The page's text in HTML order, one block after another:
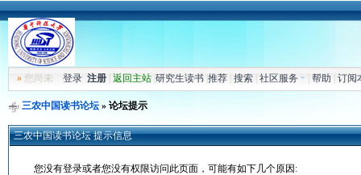
»您尚未 登录 注册| 返回主站| 研究生读书| 推荐| 搜索| 社区服务 帮助 订阅
三农中国读书论坛» 论坛提示
三农中国读书论坛 提示信息
您没有登录或者您没有权限访问此页面，可能有如下几个原因: